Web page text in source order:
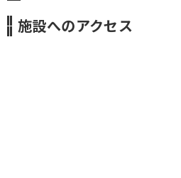
施設へのアクセス